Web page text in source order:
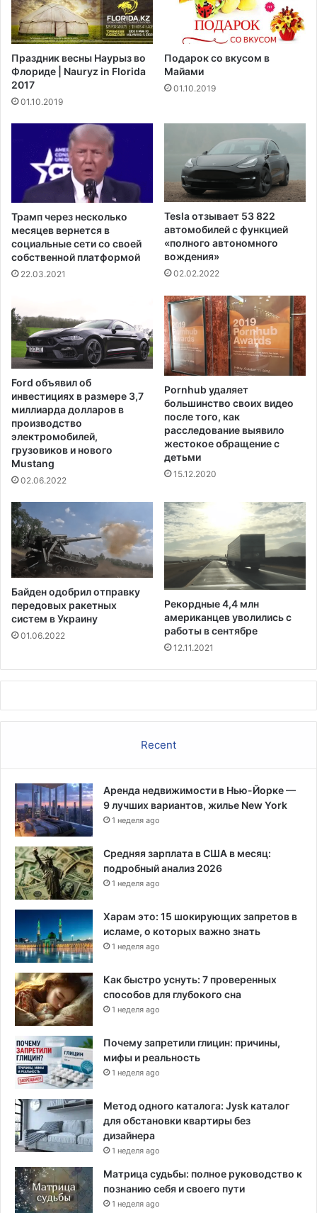
л
ж
н
о
с
т
и
г
,
к
р
я
д
о
м
с
е
г
р
а
б
ч
и
м
м
е
с
т
о
м
б
л
и
ж
е
н
ы
а
н
т
и
с
м
и
с
к
е
м
р
и
а
л
о
п
р
о
е
к
т
,
п
м
а
т
р
и
ю
щ
и
й
б
з
а
т
е
л
н
о
е
с
т
а
е
е
п
р
и
в
р
о
ж
д
н
н
ы
х
а
м
л
я
х
Праздник весны Наурыз во
Флориде | Nauryz in Florida
2017
01.10.2019
Подарок со вкусом в
Майами
01.10.2019
Трамп через несколько
месяцев вернется в
социальные сети со своей
собственной платформой
22.03.2021
Tesla отзывает 53 822
автомобилей с функцией
«полного автономного
вождения»
02.02.2022
Ford объявил об
инвестициях в размере 3,7
миллиарда долларов в
производство
электромобилей,
грузовиков и нового
Mustang
02.06.2022
Pornhub удаляет
большинство своих видео
после того, как
расследование выявило
жестокое обращение с
детьми
15.12.2020
Байден одобрил отправку
передовых ракетных
систем в Украину
01.06.2022
Рекордные 4,4 млн
американцев уволились с
работы в сентябре
12.11.2021
Recent
Аренда недвижимости в Нью-Йорке —
9 лучших вариантов, жилье New York
1 неделя ago
Средняя зарплата в США в месяц:
подробный анализ 2026
1 неделя ago
Харам это: 15 шокирующих запретов в
исламе, о которых важно знать
1 неделя ago
Как быстро уснуть: 7 проверенных
способов для глубокого сна
1 неделя ago
Почему запретили глицин: причины,
мифы и реальность
1 неделя ago
Метод одного каталога: Jysk каталог
для обстановки квартиры без
дизайнера
1 неделя ago
Матрица судьбы: полное руководство к
познанию себя и своего пути
1 неделя ago